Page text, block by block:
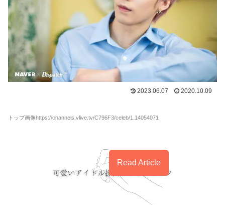
2023.06.07 2020.10.09
トップ画像https://channels.vlive.tv/C796F3/celeb/1.14054071
Read Article